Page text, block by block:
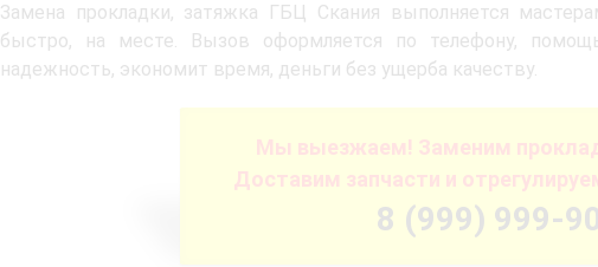
Замена прокладки, затяжка ГБЦ Скания выполняется
быстро, на месте. Вызов оформляется по телефону,
надежность, экономит время, деньги без ущерба качеству.
Мы выезжаем! Заменим
Доставим запчасти и
8 (999) 999-